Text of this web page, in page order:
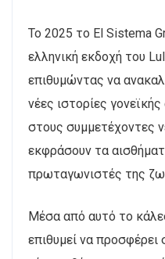
Το 2025 το El Sistema
ελληνική εκδοχή του
επιθυμώντας να
νέες ιστορίες
στους συμμετέχοντες
εκφράσουν τα
πρωταγωνιστές της
Μέσα από αυτό το
επιθυμεί να προσφέρει